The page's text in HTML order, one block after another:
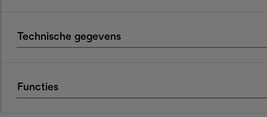
Technische gegevens
Functies